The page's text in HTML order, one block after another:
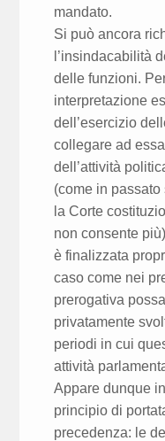
mandato.
Si può ancora
l’insindacabilità
delle funzioni.
interpretazione
dell’esercizio
collegare ad
dell’attività
(come in passato
la Corte
non consente
è finalizzata
caso come nei
prerogativa
privatamente
periodi in cui
attività
Appare dunque
principio di
precedenza: le